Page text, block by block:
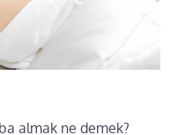
almak ne demek?